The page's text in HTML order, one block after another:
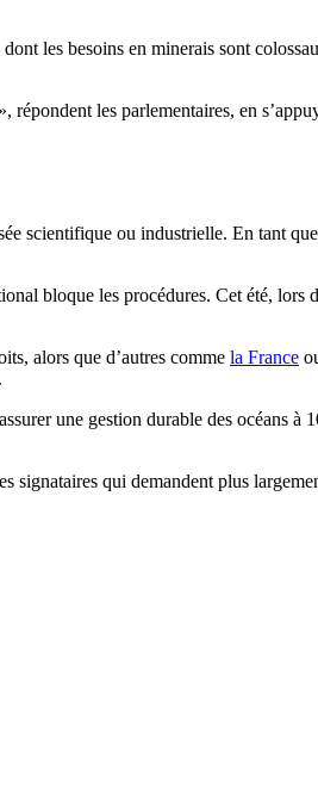
les besoins en minerais sont
», répondent les parlementaires, en
scientifique ou industrielle. En tant
bloque les procédures. Cet été,
alors que d’autres comme la France
une gestion durable des océans
signataires qui demandent plus